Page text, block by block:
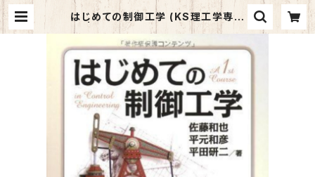
はじめての制御工学 (KS理工学専門
書) | マイブックス関大前店(店頭受取
オーダー用)